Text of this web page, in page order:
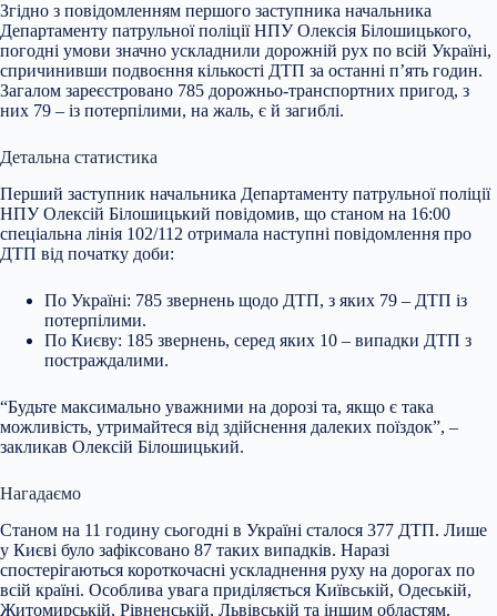
Згідно з повідомленням першого заступника начальника
Департаменту патрульної поліції НПУ Олексія Білошицького,
погодні умови значно ускладнили дорожній рух по всій Україні,
спричинивши подвоєння кількості ДТП за останні п’ять годин.
Загалом зареєстровано 785 дорожньо-транспортних пригод, з
них 79 – із потерпілими, на жаль, є й загиблі.
Детальна статистика
Перший заступник начальника Департаменту патрульної поліції
НПУ Олексій Білошицький повідомив, що станом на 16:00
спеціальна лінія 102/112 отримала наступні повідомлення про
ДТП від початку доби:
По Україні: 785 звернень щодо ДТП, з яких 79 – ДТП із
потерпілими.
По Києву: 185 звернень, серед яких 10 – випадки ДТП з
постраждалими.
“Будьте максимально уважними на дорозі та, якщо є така
можливість, утримайтеся від здійснення далеких поїздок”, –
закликав Олексій Білошицький.
Нагадаємо
Станом на 11 годину сьогодні в Україні сталося 377 ДТП. Лише
у Києві було зафіксовано 87 таких випадків. Наразі
спостерігаються короткочасні ускладнення руху на дорогах по
всій країні. Особлива увага приділяється Київській, Одеській,
Житомирській, Рівненській, Львівській та іншим областям.